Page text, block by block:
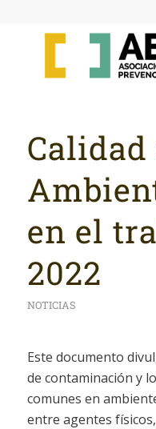
Calidad
en el
2022
NOTICIAS
Este documento
de contaminación y
comunes en
entre agentes